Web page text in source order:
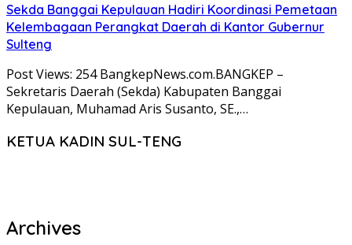
Sekda Banggai Kepulauan Hadiri Koordinasi Pemetaan
Kelembagaan Perangkat Daerah di Kantor Gubernur
Sulteng
Post Views: 254 BangkepNews.com.BANGKEP –
Sekretaris Daerah (Sekda) Kabupaten Banggai
Kepulauan, Muhamad Aris Susanto, SE.,…
KETUA KADIN SUL-TENG
Archives